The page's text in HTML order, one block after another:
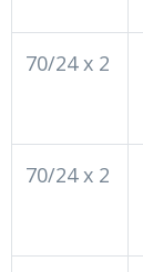
70/24 x 2
70/24 x 2